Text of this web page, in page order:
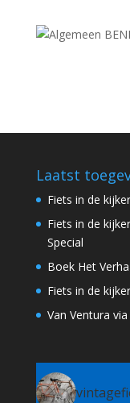
Laatst
Fiets in de
Fiets in de
Special
Boek Het
Fiets in de
Van Ventura